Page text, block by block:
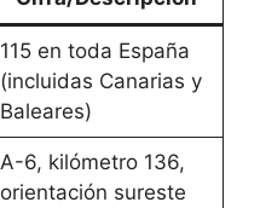
115 en toda España
(incluidas Canarias y
Baleares)
A-6, kilómetro 136,
orientación sureste